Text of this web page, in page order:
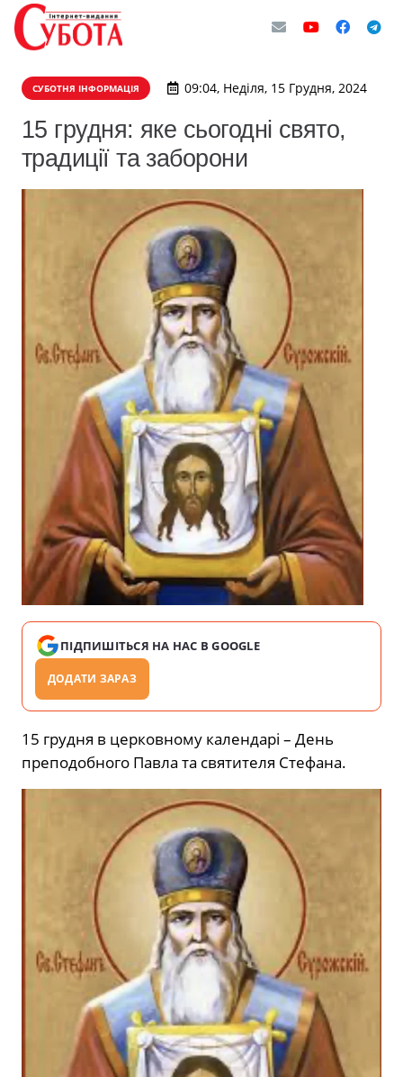
СУБОТНЯ ІНФОРМАЦІЯ 09:04, Неділя, 15 Грудня, 2024
15 грудня: яке сьогодні свято,
традиції та заборони
ПІДПИШІТЬСЯ НА НАС В GOOGLE
ДОДАТИ ЗАРАЗ
15 грудня в церковному календарі – День
преподобного Павла та святителя Стефана.